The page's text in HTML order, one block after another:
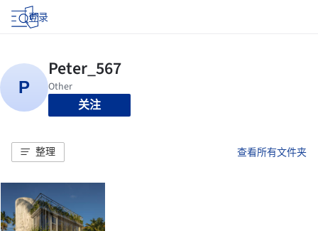
登录
关注
整理 查看所有文件夹